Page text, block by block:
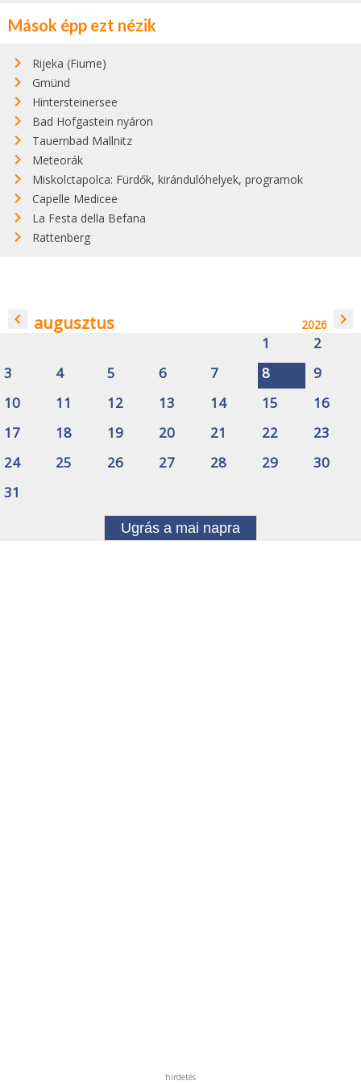
Mások épp ezt nézik
Rijeka (Fiume)
Gmünd
Hintersteinersee
Bad Hofgastein nyáron
Tauernbad Mallnitz
Meteorák
Miskolctapolca: Fürdők, kirándulóhelyek, programok
Capelle Medicee
La Festa della Befana
Rattenberg
navigate_before augusztus 2026 navigate_next
1
2
3
4 5 6 7 8
9
10
11 12 13 14 15
16
17
18 19 20 21 22
23
24
25 26 27 28 29
30
31
Ugrás a mai napra
hirdetés